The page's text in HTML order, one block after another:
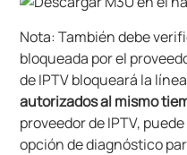
Nota: También debe
bloqueada por el
de IPTV bloqueará la
autorizados al mismo
proveedor de IPTV,
opción de diagnóstico